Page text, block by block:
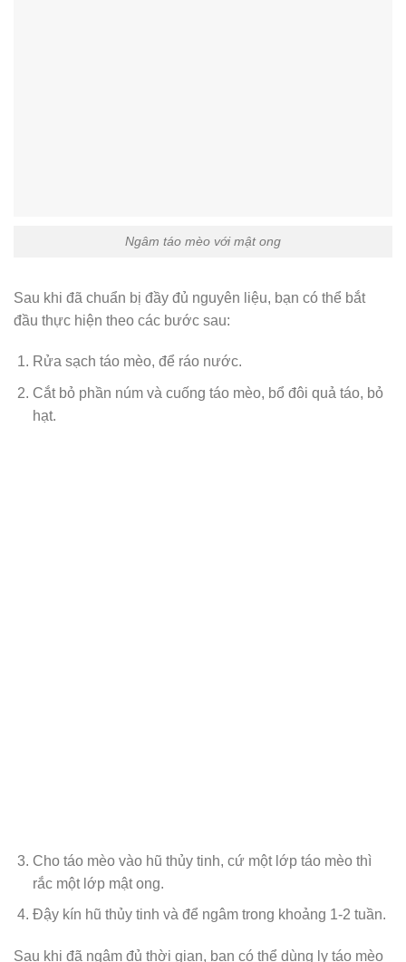
Ngâm táo mèo với mật ong
Sau khi đã chuẩn bị đầy đủ nguyên liệu, bạn có thể bắt
đầu thực hiện theo các bước sau:
Rửa sạch táo mèo, để ráo nước.
Cắt bỏ phần núm và cuống táo mèo, bổ đôi quả táo, bỏ
hạt.
Cho táo mèo vào hũ thủy tinh, cứ một lớp táo mèo thì
rắc một lớp mật ong.
Đậy kín hũ thủy tinh và để ngâm trong khoảng 1-2 tuần.
Sau khi đã ngâm đủ thời gian, bạn có thể dùng ly táo mèo